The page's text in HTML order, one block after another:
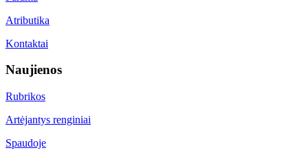
Atributika
Kontaktai
Naujienos
Rubrikos
Artėjantys renginiai
Spaudoje